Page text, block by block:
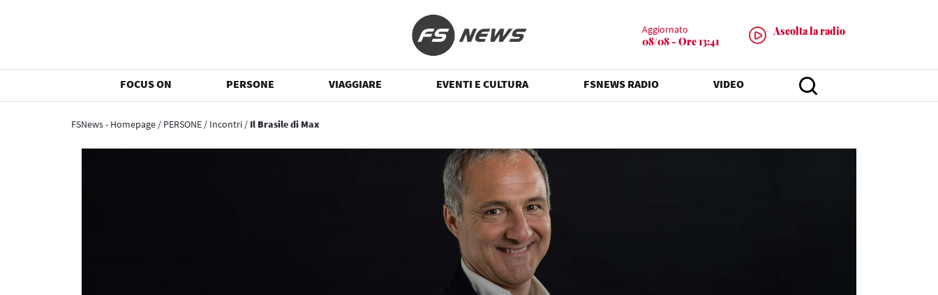
Aggiornato
08/08 - Ore 13:41
Ascolta la radio
FOCUS ON PERSONE VIAGGIARE EVENTI E CULTURA FSNEWS RADIO VIDEO
FSNews - Homepage / PERSONE / Incontri / Il Brasile di Max